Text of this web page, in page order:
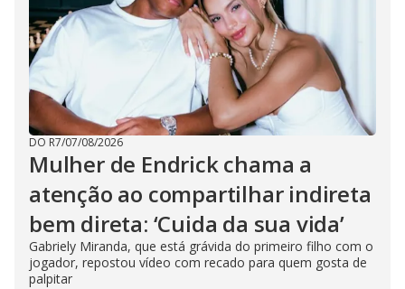
DO R7/07/08/2026
Mulher de Endrick chama a
atenção ao compartilhar indireta
bem direta: ‘Cuida da sua vida’
Gabriely Miranda, que está grávida do primeiro filho com o
jogador, repostou vídeo com recado para quem gosta de
palpitar